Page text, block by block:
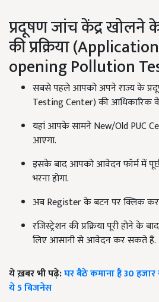
प्रदूषण जांच केंद्र
की प्रक्रिया
opening Pollution
सबसे पहले आपको अपने राज्य के
Testing Center) की आधिकारिक
यहां आपके सामने New/Old PUC
आएगा.
इसके बाद आपको आवेदन फॉर्म में
भरना होगा.
अब Register के बटन पर क्लिक
रजिस्ट्रेशन की प्रक्रिया पूरी होने के
लिए आसानी से आवेदन कर सकते हैं.
ये ख़बर भी पढ़े:घर बैठे कमाना है 30
ये 5 बिजनेस